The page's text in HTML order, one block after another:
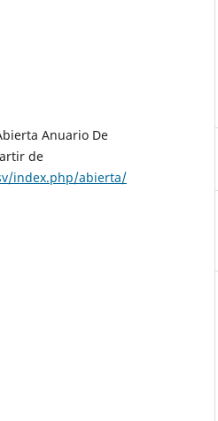
Anuario De
de
index.php/abierta/